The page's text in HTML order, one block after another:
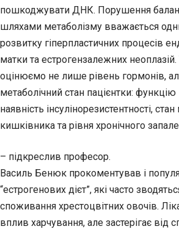
пошкоджувати ДНК. Порушення
шляхами метаболізму вважається
розвитку гіперпластичних процесів
матки та естрогензалежних
оцінюємо не лише рівень гормонів,
метаболічний стан пацієнтки: функцію
наявність інсулінорезистентності,
кишківника та рівня хронічного
– підкреслив професор.
Василь Бенюк прокоментував і
“естрогенових дієт”, які часто
споживання хрестоцвітних овочів.
вплив харчування, але застерігає від